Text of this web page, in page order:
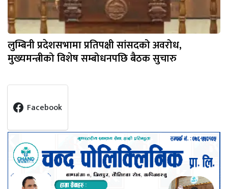
लुम्बिनी प्रदेशसभामा प्रतिपक्षी सांसदको अवरोध,
मुख्यमन्त्रीको विशेष सम्बोधनपछि बैठक सुचारु
Facebook